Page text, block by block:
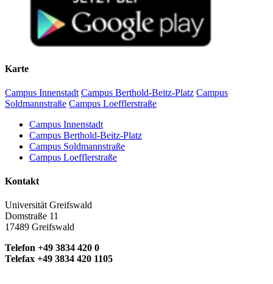
Karte
Campus Innenstadt Campus Berthold-Beitz-Platz Campus
Soldmannstraße Campus Loefflerstraße
Campus Innenstadt
Campus Berthold-Beitz-Platz
Campus Soldmannstraße
Campus Loefflerstraße
Kontakt
Universität Greifswald
Domstraße 11
17489 Greifswald
Telefon +49 3834 420 0
Telefax +49 3834 420 1105